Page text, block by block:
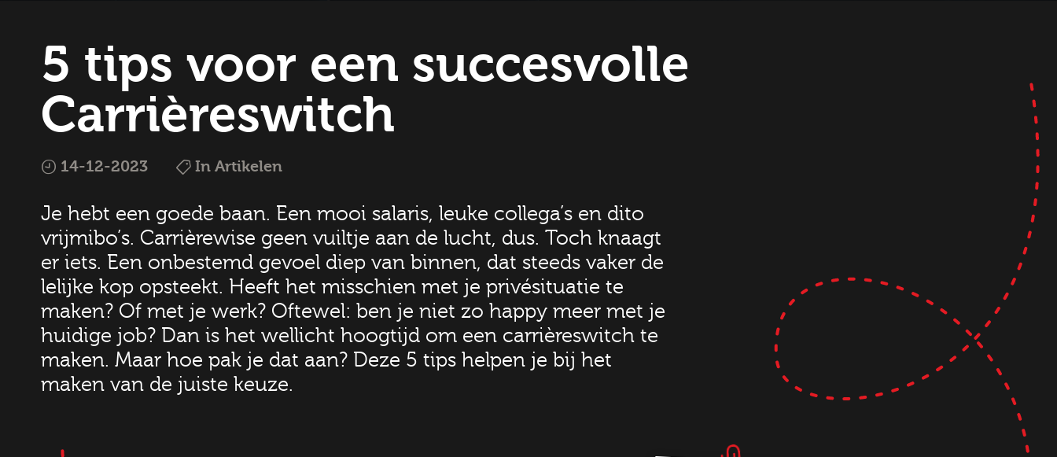
5 tips voor een succesvolle
Carrièreswitch
14-12-2023 In Artikelen
Je hebt een goede baan. Een mooi salaris, leuke collega’s en dito
vrijmibo’s. Carrièrewise geen vuiltje aan de lucht, dus. Toch knaagt
er iets. Een onbestemd gevoel diep van binnen, dat steeds vaker de
lelijke kop opsteekt. Heeft het misschien met je privésituatie te
maken? Of met je werk? Oftewel: ben je niet zo happy meer met je
huidige job? Dan is het wellicht hoogtijd om een carrièreswitch te
maken. Maar hoe pak je dat aan? Deze 5 tips helpen je bij het
maken van de juiste keuze.